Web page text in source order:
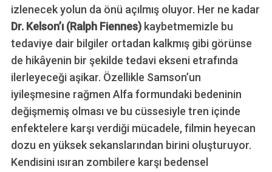
izlenecek yolun da önü açılmış oluyor. Her ne kadar
Dr. Kelson’ı (Ralph Fiennes)kaybetmemizle bu
tedaviye dair bilgiler ortadan kalkmış gibi görünse
de hikâyenin bir şekilde tedavi ekseni etrafında
ilerleyeceği aşikar. Özellikle Samson’un
iyileşmesine rağmen Alfa formundaki bedeninin
değişmemiş olması ve bu cüssesiyle tren içinde
enfektelere karşı verdiği mücadele, filmin heyecan
dozu en yüksek sekanslarından birini oluşturuyor.
Kendisini ısıran zombilere karşı bedensel